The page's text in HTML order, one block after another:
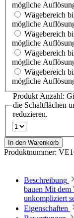
mögliche
Wägebereich
mögliche
Wägebereich
mögliche
Wägebereich
mögliche
Wägebereich
mögliche
Produkt Anzahl:
die Schaltflächen
reduzieren.
In den Warenkorb
Produktnummer:
Beschreibung
bauen Mit dem
unkompliziert
Eigenschaften